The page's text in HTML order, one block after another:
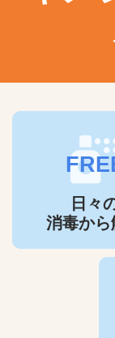
日々
消毒から